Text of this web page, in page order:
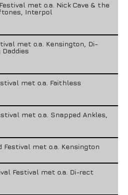
met o.a. Nick Cave & the
Interpol
met o.a. Kensington, Di-
met o.a. Faithless
met o.a. Snapped Ankles,
Festival met o.a. Kensington
Festival met o.a. Di-rect